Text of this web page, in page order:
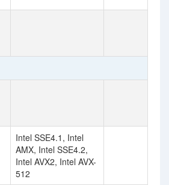
Intel SSE4.1, Intel
AMX, Intel SSE4.2,
Intel AVX2, Intel AVX-
512